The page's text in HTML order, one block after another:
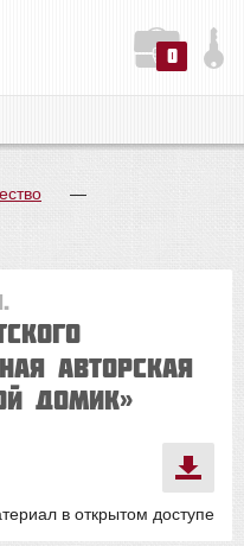
0
—
авторская
ДОМИК»
в открытом доступе